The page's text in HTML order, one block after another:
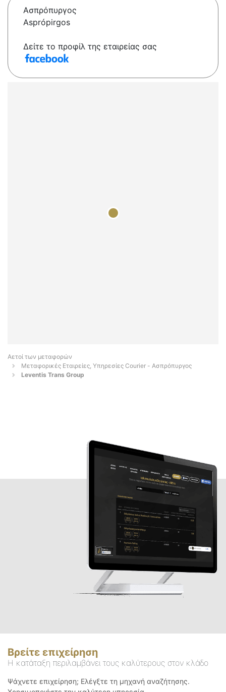
Ασπρόπυργος
Asprópirgos
Δείτε το προφίλ της εταιρείας σας
Αετοί των μεταφορών
Μεταφορικές Εταιρείες, Υπηρεσίες Courier - Ασπρόπυργος
Leventis Trans Group
Βρείτε επιχείρηση
Η κατάταξη περιλαμβάνει τους καλύτερους στον κλάδο
Ψάχνετε επιχείρηση; Ελέγξτε τη μηχανή αναζήτησης.